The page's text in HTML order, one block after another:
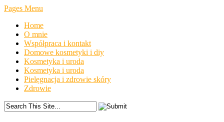
Pages Menu
Home
O mnie
Współpraca i kontakt
Domowe kosmetyki i diy
Kosmetyka i uroda
Kosmetyka i uroda
Pielęgnacja i zdrowie skóry
Zdrowie